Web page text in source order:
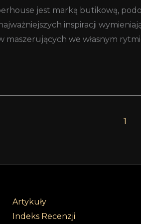
jest marką butikową,
inspiracji
we własnym
1
Artykuły
Indeks Recenzji